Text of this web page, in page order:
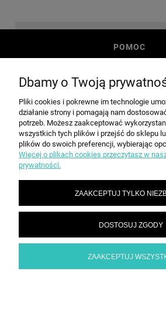
POMOC
MOJE KONTO
PŁATNOŚCI I
INFORMACJE
O NAS
SPEED grupa Sp. z o.o. | ul. Parkowa 12, 05-200
Dbamy o Twoją
Pliki cookies i pokrewne im technologie
działanie strony i pomagają nam
potrzeb. Możesz zaakceptować
wszystkich tych plików i przejść do sklepu
plików do swoich preferencji, wybierając
Więcej o plikach cookies przeczytasz w
prywatności.
ZAAKCEPTUJ TYLKO
DOSTOSUJ ZGODY
ZAAKCEPTUJ